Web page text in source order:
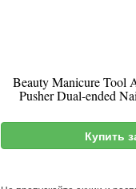
Beauty Manicure Tool
Pusher Dual-ended
Купить